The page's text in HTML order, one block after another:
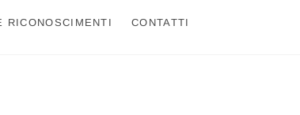
RICONOSCIMENTI CONTATTI